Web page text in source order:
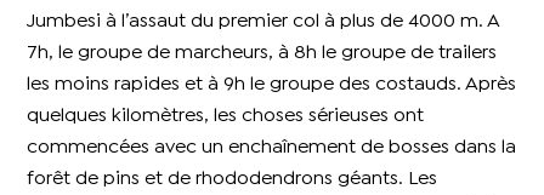
Jumbesi à l’assaut du premier col à plus de 4000 m. A
7h, le groupe de marcheurs, à 8h le groupe de trailers
les moins rapides et à 9h le groupe des costauds. Après
quelques kilomètres, les choses sérieuses ont
commencées avec un enchaînement de bosses dans la
forêt de pins et de rhododendrons géants. Les